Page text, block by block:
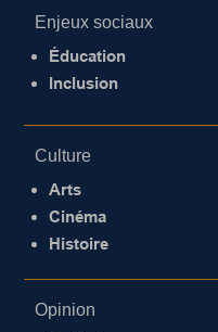
Enjeux sociaux
Éducation
Inclusion
Culture
Arts
Cinéma
Histoire
Opinion